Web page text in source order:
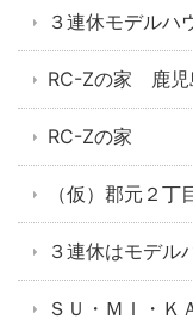
３連休モデルハ
RC-Zの家 鹿児
RC-Zの家
（仮）郡元２
３連休はモデル
ＳＵ・ＭＩ・Ｋ